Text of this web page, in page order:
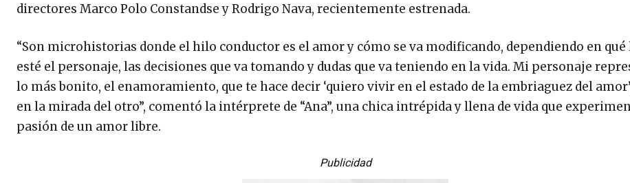
directores Marco Polo Constandse y Rodrigo Nava, recientemente estrenada.
“Son microhistorias donde el hilo conductor es el amor y cómo se va modificando, dependiendo en
esté el personaje, las decisiones que va tomando y dudas que va teniendo en la vida. Mi personaje
lo más bonito, el enamoramiento, que te hace decir ‘quiero vivir en el estado de la embriaguez del
en la mirada del otro”, comentó la intérprete de “Ana”, una chica intrépida y llena de vida que
pasión de un amor libre.
Publicidad